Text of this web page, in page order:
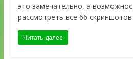
это замечательно, а
рассмотреть все 66
Читать далее